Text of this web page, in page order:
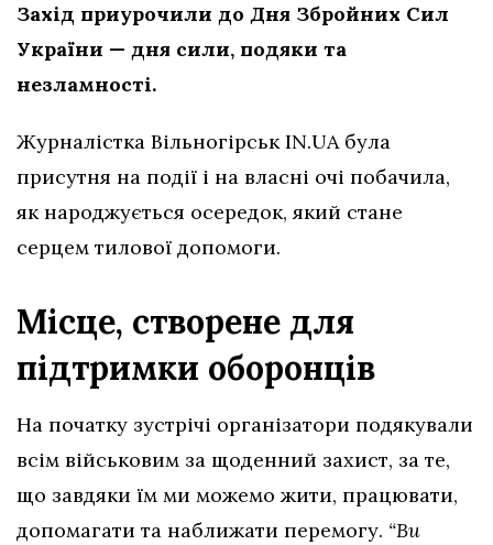
Захід приурочили до Дня Збройних Сил
України — дня сили, подяки та
незламності.
Журналістка Вільногірськ IN.UA була
присутня на події і на власні очі побачила,
як народжується осередок, який стане
серцем тилової допомоги.
Місце, створене для
підтримки оборонців
На початку зустрічі організатори подякували
всім військовим за щоденний захист, за те,
що завдяки їм ми можемо жити, працювати,
допомагати та наближати перемогу. “Ви